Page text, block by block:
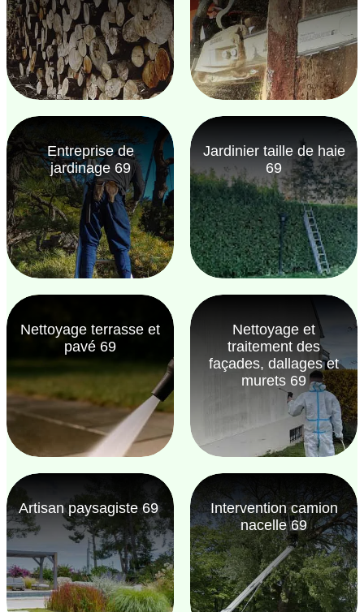
Entreprise de
jardinage 69
Jardinier taille de haie
69
Nettoyage terrasse et
pavé 69
Nettoyage et
traitement des
façades, dallages et
murets 69
Artisan paysagiste 69
Intervention camion
nacelle 69